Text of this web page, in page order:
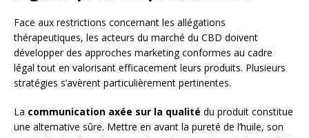
Face aux restrictions concernant les allégations
thérapeutiques, les acteurs du marché du CBD doivent
développer des approches marketing conformes au cadre
légal tout en valorisant efficacement leurs produits. Plusieurs
stratégies s’avèrent particulièrement pertinentes.
La communication axée sur la qualité du produit constitue
une alternative sûre. Mettre en avant la pureté de l’huile, son